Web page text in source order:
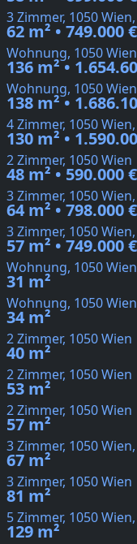
3 Zimmer, 1050
62 m² • 749.000 €
Wohnung, 1050
136 m² •
Wohnung, 1050
138 m² •
4 Zimmer, 1050
130 m² •
2 Zimmer, 1050 Wien
48 m² • 590.000 €
3 Zimmer, 1050
64 m² • 798.000 €
3 Zimmer, 1050
57 m² • 749.000 €
Wohnung, 1050 Wien
31 m²
Wohnung, 1050 Wien
34 m²
2 Zimmer, 1050 Wien
40 m²
2 Zimmer, 1050 Wien
53 m²
2 Zimmer, 1050 Wien
57 m²
3 Zimmer, 1050
67 m²
3 Zimmer, 1050 Wien
81 m²
5 Zimmer, 1050
129 m²